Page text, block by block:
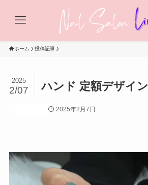
ホーム 投稿記事
ハンド 定額デザイン
2025
2/07
2025年2月7日